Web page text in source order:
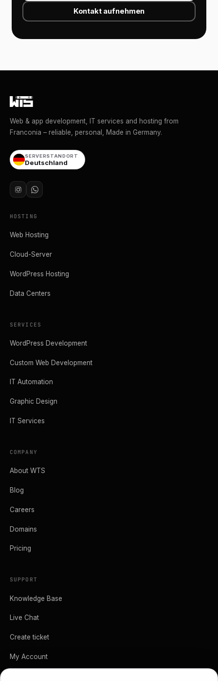
Kontakt aufnehmen
Web & app development, IT services and hosting from
Franconia – reliable, personal, Made in Germany.
SERVERSTANDORT
Deutschland
HOSTING
Web Hosting
Cloud-Server
WordPress Hosting
Data Centers
SERVICES
WordPress Development
Custom Web Development
IT Automation
Graphic Design
IT Services
COMPANY
About WTS
Blog
Careers
Domains
Pricing
SUPPORT
Knowledge Base
Live Chat
Create ticket
My Account